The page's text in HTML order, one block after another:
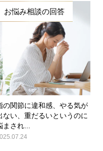
お悩み相談の回答
の関節に違和感、やる気が
ない、重だるいというのに
まされ...